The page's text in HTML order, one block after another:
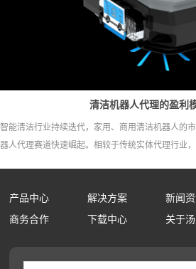
清洁机器人代理的盈利
智能清洁行业持续迭代，家用、商用清洁机器人的
器人代理赛道快速崛起。相较于传统实体代理行业
产品中心 解决方案
新闻
商务合作
下载中心 关于